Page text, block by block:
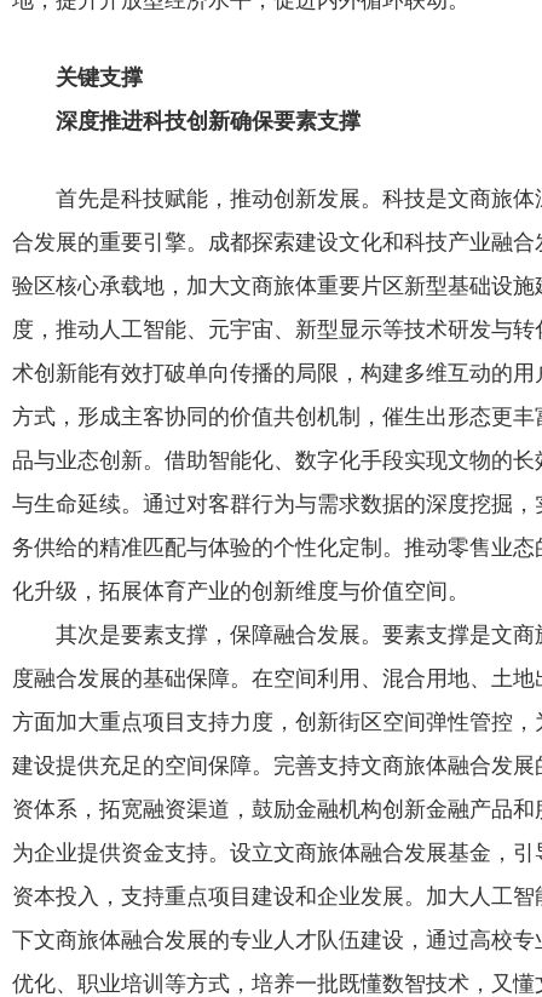
关键支撑
深度推进科技创新确保要素支撑
首先是科技赋能，推动创新发展。科技是文商旅体
合发展的重要引擎。成都探索建设文化和科技产业融合
验区核心承载地，加大文商旅体重要片区新型基础设施
度，推动人工智能、元宇宙、新型显示等技术研发与转
术创新能有效打破单向传播的局限，构建多维互动的用
方式，形成主客协同的价值共创机制，催生出形态更丰
品与业态创新。借助智能化、数字化手段实现文物的长
与生命延续。通过对客群行为与需求数据的深度挖掘，
务供给的精准匹配与体验的个性化定制。推动零售业态
化升级，拓展体育产业的创新维度与价值空间。
其次是要素支撑，保障融合发展。要素支撑是文商
度融合发展的基础保障。在空间利用、混合用地、土地
方面加大重点项目支持力度，创新街区空间弹性管控，
建设提供充足的空间保障。完善支持文商旅体融合发展
资体系，拓宽融资渠道，鼓励金融机构创新金融产品和
为企业提供资金支持。设立文商旅体融合发展基金，引
资本投入，支持重点项目建设和企业发展。加大人工智
下文商旅体融合发展的专业人才队伍建设，通过高校专
优化、职业培训等方式，培养一批既懂数智技术，又懂